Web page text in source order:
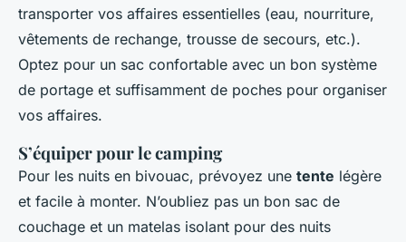
transporter vos affaires essentielles (eau, nourriture,
vêtements de rechange, trousse de secours, etc.).
Optez pour un sac confortable avec un bon système
de portage et suffisamment de poches pour organiser
vos affaires.
S’équiper pour le camping
Pour les nuits en bivouac, prévoyez une tente légère
et facile à monter. N’oubliez pas un bon sac de
couchage et un matelas isolant pour des nuits